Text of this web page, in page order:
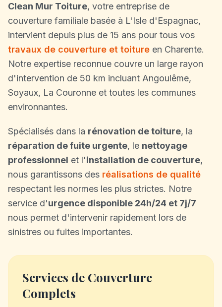
Clean Mur Toiture, votre entreprise de
couverture familiale basée à L'Isle d'Espagnac,
intervient depuis plus de 15 ans pour tous vos
travaux de couverture et toiture en Charente.
Notre expertise reconnue couvre un large rayon
d'intervention de 50 km incluant Angoulême,
Soyaux, La Couronne et toutes les communes
environnantes.
Spécialisés dans la rénovation de toiture, la
réparation de fuite urgente, le nettoyage
professionnel et l'installation de couverture,
nous garantissons des réalisations de qualité
respectant les normes les plus strictes. Notre
service d'urgence disponible 24h/24 et 7j/7
nous permet d'intervenir rapidement lors de
sinistres ou fuites importantes.
Services de Couverture
Complets